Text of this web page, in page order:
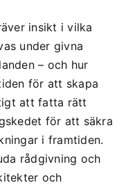
insikt i vilka
under givna
– och hur
för att skapa
att fatta rätt
för att säkra
i framtiden.
rådgivning och
och